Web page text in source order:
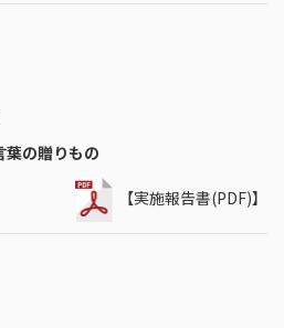
葉の贈りもの
【実施報告書(PDF)】